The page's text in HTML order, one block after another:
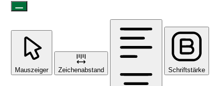
Mauszeiger Zeichenabstand Schriftstärke